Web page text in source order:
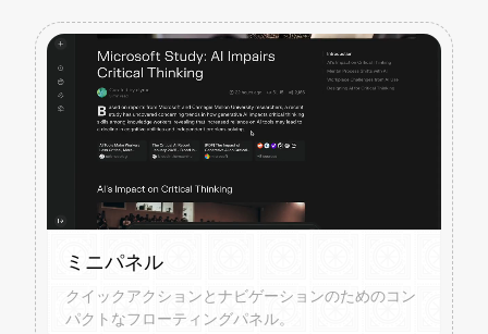
ミニパネル
クイックアクションとナビゲーションのためのコン
パクトなフローティングパネル。